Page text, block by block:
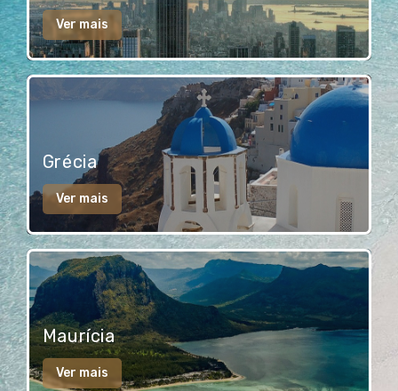
Ver mais
Grécia
Ver mais
Maurícia
Ver mais